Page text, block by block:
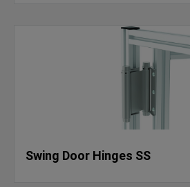
Swing Door Hinges SS